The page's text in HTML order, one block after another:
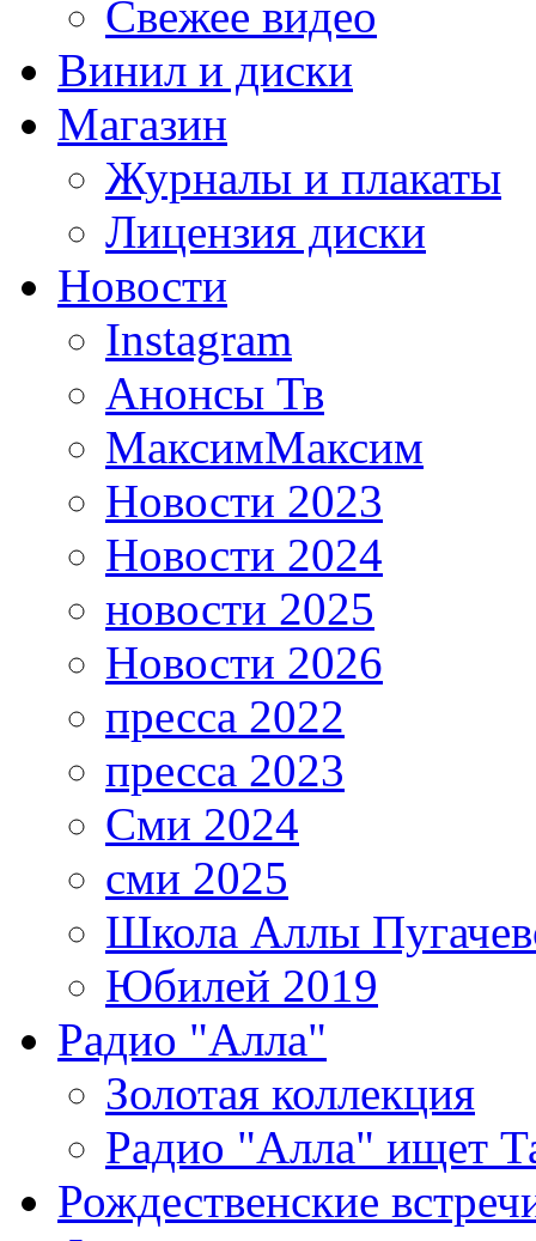
Свежее видео
Винил и диски
Магазин
Журналы и плакаты
Лицензия диски
Новости
Instagram
Анонсы Тв
МаксимМаксим
Новости 2023
Новости 2024
новости 2025
Новости 2026
пресса 2022
пресса 2023
Сми 2024
сми 2025
Школа Аллы
Юбилей 2019
Радио "Алла"
Золотая коллекция
Радио "Алла" ищет
Рождественские